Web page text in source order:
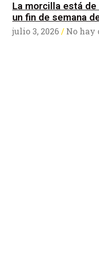
La morcilla está
un fin de semana
julio 3, 2026 No hay